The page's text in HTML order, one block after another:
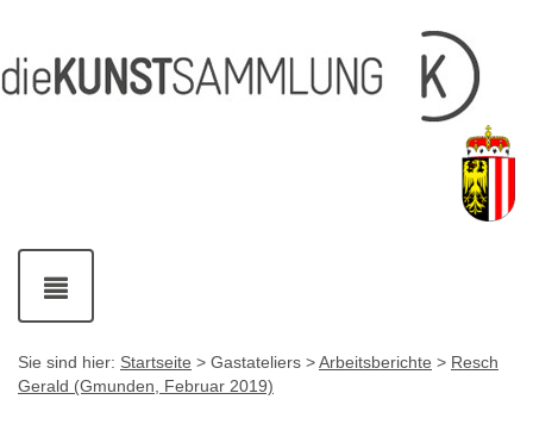
[1]
[2]
Links
[3]
mit
Kontaktdaten
Navigation
ein-
und
Sie sind hier: Startseite > Gastateliers >Arbeitsberichte > Resch
Gerald (Gmunden, Februar 2019)